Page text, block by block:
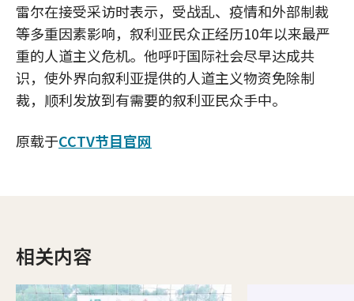
雷尔在接受采访时表示，受战乱、疫情和外部制裁
等多重因素影响，叙利亚民众正经历10年以来最严
重的人道主义危机。他呼吁国际社会尽早达成共
识，使外界向叙利亚提供的人道主义物资免除制
裁，顺利发放到有需要的叙利亚民众手中。
原载于CCTV节目官网
相关内容